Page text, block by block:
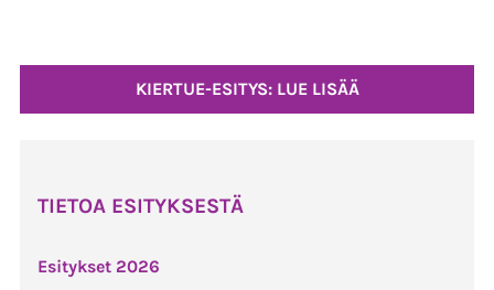
KIERTUE-ESITYS: LUE LISÄÄ
TIETOA ESITYKSESTÄ
Esitykset 2026